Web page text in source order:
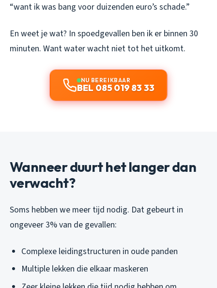
“want ik was bang voor duizenden euro’s schade.”
En weet je wat? In spoedgevallen ben ik er binnen 30
minuten. Want water wacht niet tot het uitkomt.
NU BEREIKBAAR
BEL 085 019 83 33
Wanneer duurt het langer dan
verwacht?
Soms hebben we meer tijd nodig. Dat gebeurt in
ongeveer 3% van de gevallen:
Complexe leidingstructuren in oude panden
Multiple lekken die elkaar maskeren